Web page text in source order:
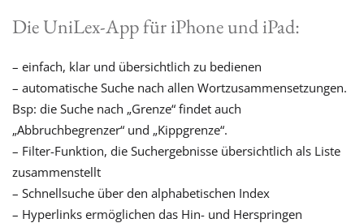
Die UniLex-App für iPhone und iPad:
– einfach, klar und übersichtlich zu bedienen
– automatische Suche nach allen Wortzusammensetzungen.
Bsp: die Suche nach „Grenze“ findet auch
„Abbruchbegrenzer“ und „Kippgrenze“.
– Filter-Funktion, die Suchergebnisse übersichtlich als Liste
zusammenstellt
– Schnellsuche über den alphabetischen Index
– Hyperlinks ermöglichen das Hin- und Herspringen